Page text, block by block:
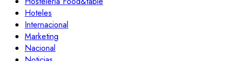
Hoteles
Internacional
Marketing
Nacional